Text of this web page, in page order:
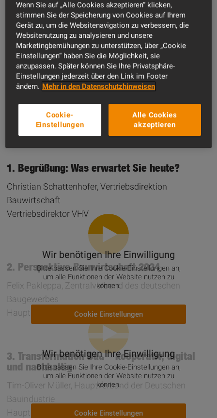
Problemstellungen sind Sie aber nicht allein. Und: Es
hilft, informiert zu bleiben.
Daher haben wir viele dieser Themen beim4.
digitalen VHV-BAUTAG am 09. April 2024
hochkarätigen Vertretern der Spitzenverbände und
unseren Fachexperten für Sie und mit Ihnen
hier in Form von Videos. Also schauen Sie gern (noch
einmal) rein!
1. Begrüßung: Was erwartet Sie heute?
Christian Schattenhofer, Vertriebsdirektion
Bauwirtschaft
Vertriebsdirektor VHV
Wir benötigen Ihre Einwilligung
Bitte passen Sie Ihre Cookie-Einstellungen an,
um alle Funktionen der Website nutzen zu
können.
Cookie Einstellungen
2. Perspektive Bauwirtschaft 2024
Felix Pakleppa, Zentralverband des deutschen
Baugewerbes
Hauptgeschäftsführer
Wir benötigen Ihre Einwilligung
Bitte passen Sie Ihre Cookie-Einstellungen an,
um alle Funktionen der Website nutzen zu
können.
Cookie Einstellungen
3. Transformation Bau – kooperativ, digital
und nachhaltig
Tim-Oliver Müller, Hauptverband der Deutschen
Bauindustrie
Hauptgeschäftsführer
Wenn Sie auf „Alle Cookies akzeptieren“ klicken,
stimmen Sie der Speicherung von Cookies auf Ihrem
Gerät zu, um die Websitenavigation zu verbessern, die
Websitenutzung zu analysieren und unsere
Marketingbemühungen zu unterstützen, über „Cookie
Einstellungen“ haben Sie die Möglichkeit, sie
anzupassen. Später können Sie Ihre Privatsphäre-
Einstellungen jederzeit über den Link im Footer
ändern. Mehr in den Datenschutzhinweisen
Alle Cookies
akzeptieren
Cookie-
Einstellungen